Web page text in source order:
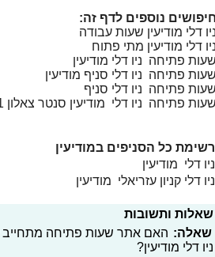
נוספים לדף זה:
דלי מודיעין שעות עבודה
דלי מודיעין מתי פתוח
פתיחה ניו דלי מודיעין
פתיחה ניו דלי סניף מודיעין
פתיחה ניו דלי סניף
פתיחה ניו דלי מודיעין סנטר צאלון 21
רשימת כל הסניפים במודיעין
ניו דלי מודיעין
ניו דלי קניון עזריאלי מודיעין
שאלות ותשובות
שאלה: האם אתר שעות פתיחה מתחייב
ניו דלי מודיעין?